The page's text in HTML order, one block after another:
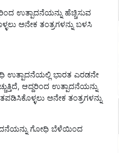
ಉತ್ಪಾದನೆಯನ್ನು ಹೆಚ್ಚಿಸುವ
ಅನೇಕ ತಂತ್ರಗಳನ್ನು ಬಳಸಿ
ಉತ್ಪಾದನೆಯಲ್ಲಿ ಭಾರತ ಎರಡನೇ
ಆದ್ದರಿಂದ ಉತ್ಪಾದನೆಯನ್ನು
ಅನೇಕ ತಂತ್ರಗಳನ್ನು
ಗೋಧಿ ಬೆಳೆಯಿಂದ